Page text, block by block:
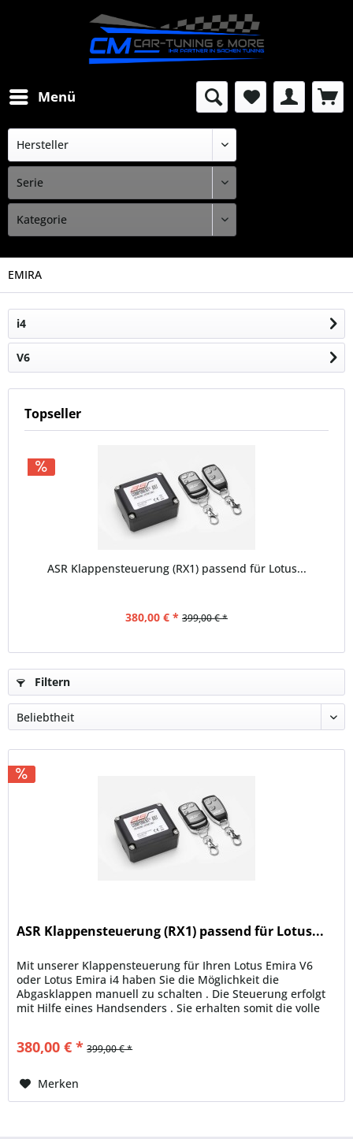
Menü
EMIRA
i4
V6
Topseller
ASR Klappensteuerung (RX1) passend für Lotus...
380,00 € * 399,00 € *
Filtern
ASR Klappensteuerung (RX1) passend für Lotus...
Mit unserer Klappensteuerung für Ihren Lotus Emira V6
oder Lotus Emira i4 haben Sie die Möglichkeit die
Abgasklappen manuell zu schalten . Die Steuerung erfolgt
mit Hilfe eines Handsenders . Sie erhalten somit die volle
380,00 € * 399,00 € *
Merken